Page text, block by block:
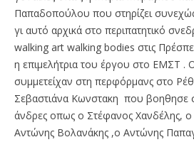
Παπαδοπούλου που στηρίζει
γι αυτό αρχικά στο περιπατητικό
walking art walking bodies στις
η επιμελήτρια του έργου στο ΕΜΣΤ .
συμμετείχαν στη περφόρμανς στο
Σεβαστιάνα Κωνστακη που βοηθησε
άνδρες οπως ο Στέφανος Χανδέλης,
Αντώνης Βολανάκης ,ο Αντώνης